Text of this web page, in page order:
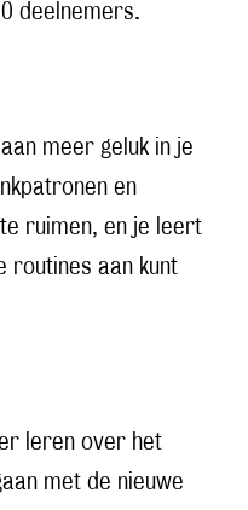
deelnemers.
meer geluk in je
en
ruimen, en je leert
routines aan kunt
leren over het
met de nieuwe